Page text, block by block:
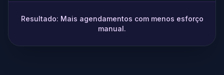
Resultado: Mais agendamentos com menos esforço
manual.